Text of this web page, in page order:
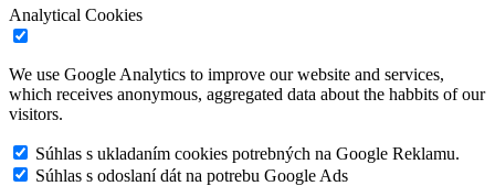
Analytical Cookies
We use Google Analytics to improve our website and services,
which receives anonymous, aggregated data about the habbits of our
visitors.
Súhlas s ukladaním cookies potrebných na Google Reklamu.
Súhlas s odoslaní dát na potrebu Google Ads